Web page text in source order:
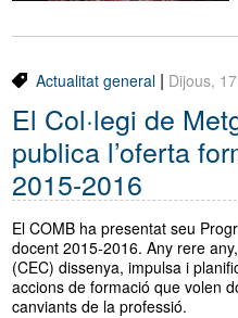
Actualitat general| Dijous,
El Col·legi de
publica l’oferta
2015-2016
El COMB ha presentat seu
docent 2015-2016. Any rere
(CEC) dissenya, impulsa i
accions de formació que volen
canviants de la professió.